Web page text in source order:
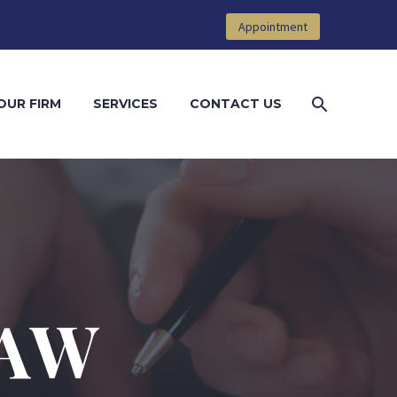
Appointment
FIRM SERVICES CONTACT US